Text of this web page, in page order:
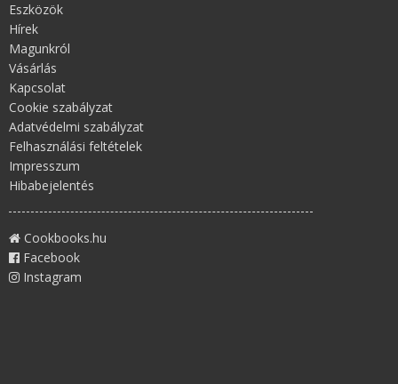
Eszközök
Hírek
Magunkról
Vásárlás
Kapcsolat
Cookie szabályzat
Adatvédelmi szabályzat
Felhasználási feltételek
Impresszum
Hibabejelentés
Cookbooks.hu
Facebook
Instagram